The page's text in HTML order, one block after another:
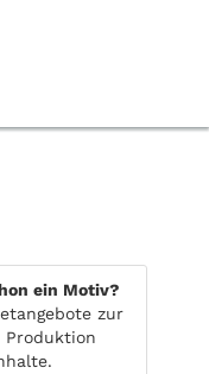
ein Motiv?
zur
Produktion